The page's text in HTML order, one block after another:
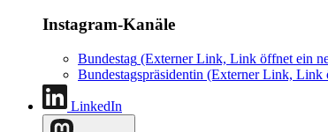
Instagram-Kanäle
Bundestag (Externer Link, Link öffnet ein
Bundestagspräsidentin (Externer Link, Link
LinkedIn